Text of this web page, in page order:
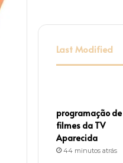
Last Modified
programação de
filmes da TV
Aparecida
44 minutos atrás